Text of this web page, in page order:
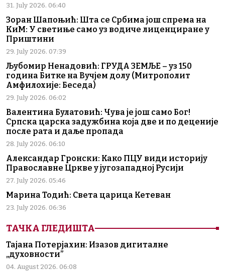
31. July 2026. 06:40
Зоран Шапоњић: Шта се Србима још спрема на
КиМ: У светиње само уз водиче лиценциране у
Приштини
29. July 2026. 07:39
Љубомир Ненадовић: ГРУДА ЗЕМЉЕ – уз 150
година Битке на Вучјем долу (Митрополит
Амфилохије: Беседа)
29. July 2026. 06:02
Валентина Булатовић: Чува је још само Бог!
Српска царска задужбина која две и по деценије
после рата и даље пропада
28. July 2026. 06:10
Александар Гронски: Како ПЦУ види историју
Православне Цркве у југозападној Русији
27. July 2026. 05:46
Марина Тодић: Света царица Кетеван
23. July 2026. 06:36
ТАЧКА ГЛЕДИШТА
Тајана Потерјахин: Изазов дигиталне
„духовности”
04. August 2026. 06:08